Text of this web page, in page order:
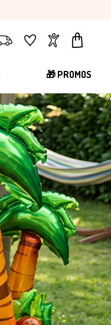
LivraisonFavorisComptePanier
🎁 PROMOS